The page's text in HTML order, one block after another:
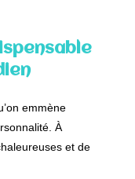
emmène
À
et de